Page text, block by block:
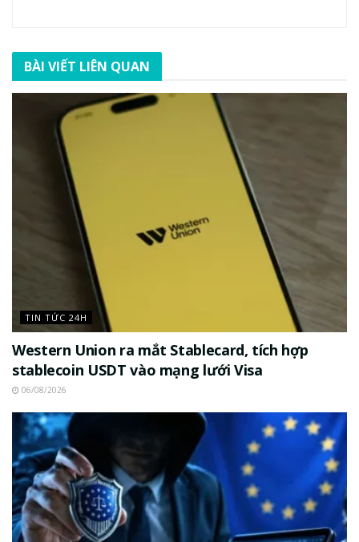
BÀI VIẾT LIÊN QUAN
TIN TỨC 24H
Western Union ra mắt Stablecard, tích hợp
stablecoin USDT vào mạng lưới Visa
06/08/2026